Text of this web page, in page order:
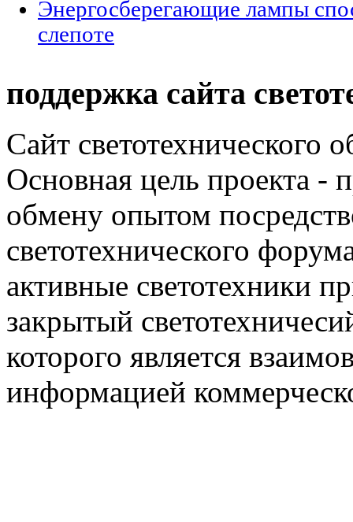
Энергосберегающие лампы
слепоте
поддержка сайта
Сайт светотехнического
Основная цель проекта -
обмену опытом
светотехнического
активные светотехники
закрытый
которого является
информацией